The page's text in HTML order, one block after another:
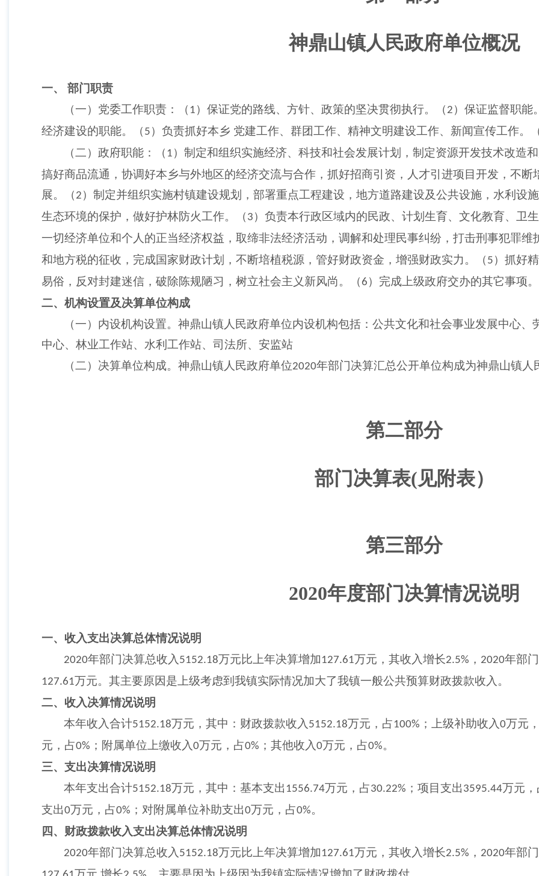
神鼎山镇人民政府单位概况
一、
部门职责
（一）党委工作职责：（ 1 ）保证党的路线、方针、政策的坚决贯彻执行。（ 2 ）保证监督职能
经济建设的职能。（ 5 ）负责抓好本乡 党建工作、群团工作、精神文明建设工作、新闻宣传工作。
（二）政府职能：（ 1 ）制定和组织实施经济、科技和社会发展计划，制定资源开发技术改造
搞好商品流通，协调好本乡与外地区的经济交流与合作，抓好招商引资，人才引进项目开发，不
展。（ 2 ）制定并组织实施村镇建设规划，部署重点工程建设，地方道路建设及公共设施，水利设
生态环境的保护，做好护林防火工作。（ 3 ）负责本行政区域内的民政、计划生育、文化教育、卫
一切经济单位和个人的正当经济权益，取缔非法经济活动，调解和处理民事纠纷，打击刑事犯罪维
和地方税的征收，完成国家财政计划，不断培植税源，管好财政资金，增强财政实力。（ 5 ）抓好
易俗，反对封建迷信，破除陈规陋习，树立社会主义新风尚。（ 6 ）完成上级政府交办的其它事项。
二、机构设置及决算单位构成
（一）内设机构设置。神鼎山镇人民政府单位内设机构包括：公共文化和社会事业发展中心
中心、林业工作站、水利工作站、司法所、安监站
（二）决算单位构成。神鼎山镇人民政府单位2020年部门决算汇总公开单位构成为神鼎山镇人
第二部分
部门决算表(见附表）
第三部分
2020年度部门决算情况说明
一、收入支出决算总体情况说明
2020年部门决算总收入 5152.18万元比上年决算增加 127.61万元，其收入增长2.5% ， 2020年部
127.61万元。其主要原因是上级考虑到我镇实际情况加大了我镇一般公共预算财政拨款收入。
二、收入决算情况说明
本年收入合计5152.18万元，其中：财政拨款收入 5152.18万元，占 100% ；上级补助收入0万元
元，占0% ；附属单位上缴收入 0万元，占0% ；其他收入 0万元，占0%。
三、支出决算情况说明
本年支出合计5152.18万元，其中：基本支出 1556.74万元，占30.22% ；项目支出 3595.44万元，
支出0万元，占0% ；对附属单位补助支出0万元，占0%。
四、财政拨款收入支出决算总体情况说明
2020年部门决算总收入 5152.18万元比上年决算增加 127.61万元，其收入增长2.5% ， 2020年部